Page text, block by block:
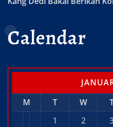
Calendar
M
T W
1
2